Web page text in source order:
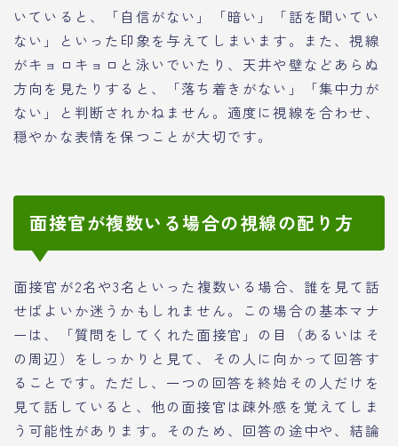
いていると、「自信がない」「暗い」「話を聞いてい
ない」といった印象を与えてしまいます。また、視線
がキョロキョロと泳いでいたり、天井や壁などあらぬ
方向を見たりすると、「落ち着きがない」「集中力が
ない」と判断されかねません。適度に視線を合わせ、
穏やかな表情を保つことが大切です。
面接官が複数いる場合の視線の配り方
面接官が2名や3名といった複数いる場合、誰を見て話
せばよいか迷うかもしれません。この場合の基本マナ
ーは、「質問をしてくれた面接官」の目（あるいはそ
の周辺）をしっかりと見て、その人に向かって回答す
ることです。ただし、一つの回答を終始その人だけを
見て話していると、他の面接官は疎外感を覚えてしま
う可能性があります。そのため、回答の途中や、結論